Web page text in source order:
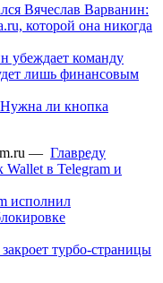
Вячеслав Варванин:
которой она никогда
убеждает команду
лишь финансовым
Нужна ли кнопка
— Главреду
Wallet в Telegram и
исполнил
турбо-страницы